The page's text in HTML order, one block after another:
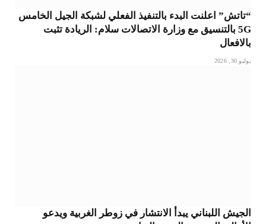
“تاتش” اعلنت البدء بالتنفيذ الفعلي لشبكة الجيل الخامس
5G بالتنسيق مع وزارة الاتصالات سلام: الريادة تثبت
بالافعال
يوليو 30, 2026
الجيش اللبناني يبدأ الانتشار في زوطر الغربية ويدعو